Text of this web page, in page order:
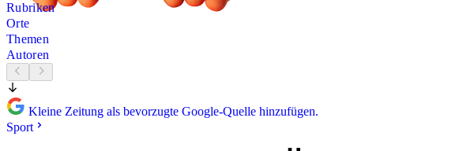
Rubriken
Orte
Themen
Autoren
Kleine Zeitung als bevorzugte Google-Quelle hinzufügen.
Sport